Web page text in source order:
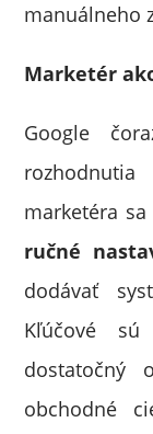
manuálneho
Marketér
Google
marketéra
ručné
dodávať
Kľúčové sú
dostatočný
obchodné